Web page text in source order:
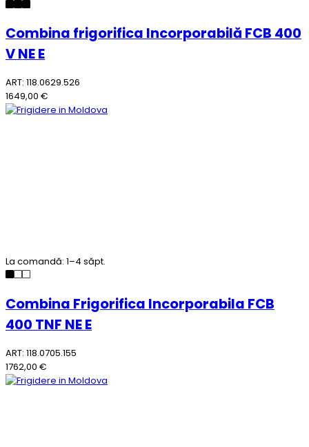
Combina frigorifica Incorporabilă FCB 400
V NE E
ART: 118.0629.526
1649,00 €
La comandă: 1–4 săpt.
Combina Frigorifica Incorporabila FCB
400 TNF NE E
ART: 118.0705.155
1762,00 €